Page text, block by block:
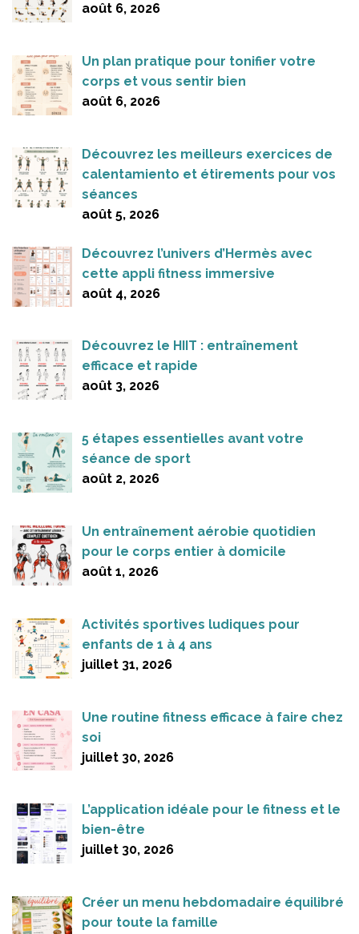
août 6, 2026
Un plan pratique pour tonifier votre
corps et vous sentir bien
août 6, 2026
Découvrez les meilleurs exercices de
calentamiento et étirements pour vos
séances
août 5, 2026
Découvrez l’univers d’Hermès avec
cette appli fitness immersive
août 4, 2026
Découvrez le HIIT : entraînement
efficace et rapide
août 3, 2026
5 étapes essentielles avant votre
séance de sport
août 2, 2026
Un entraînement aérobie quotidien
pour le corps entier à domicile
août 1, 2026
Activités sportives ludiques pour
enfants de 1 à 4 ans
juillet 31, 2026
Une routine fitness efficace à faire chez
soi
juillet 30, 2026
L’application idéale pour le fitness et le
bien-être
juillet 30, 2026
Créer un menu hebdomadaire équilibré
pour toute la famille